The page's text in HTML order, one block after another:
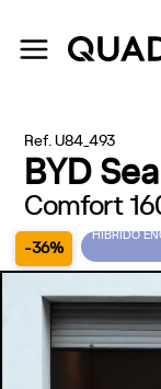
Ref. U84_493
BYD
Comfort
-36%
HÍBRIDO